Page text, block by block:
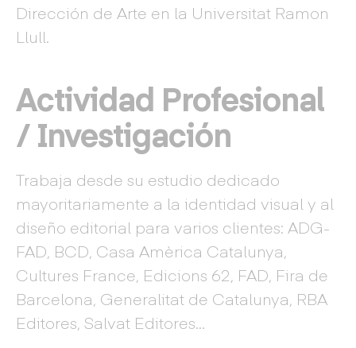
Dirección de Arte en la Universitat Ramon
Llull.
Actividad Profesional
/ Investigación
Trabaja desde su estudio dedicado
mayoritariamente a la identidad visual y al
diseño editorial para varios clientes: ADG-
FAD, BCD, Casa Amèrica Catalunya,
Cultures France, Edicions 62, FAD, Fira de
Barcelona, Generalitat de Catalunya, RBA
Editores, Salvat Editores…